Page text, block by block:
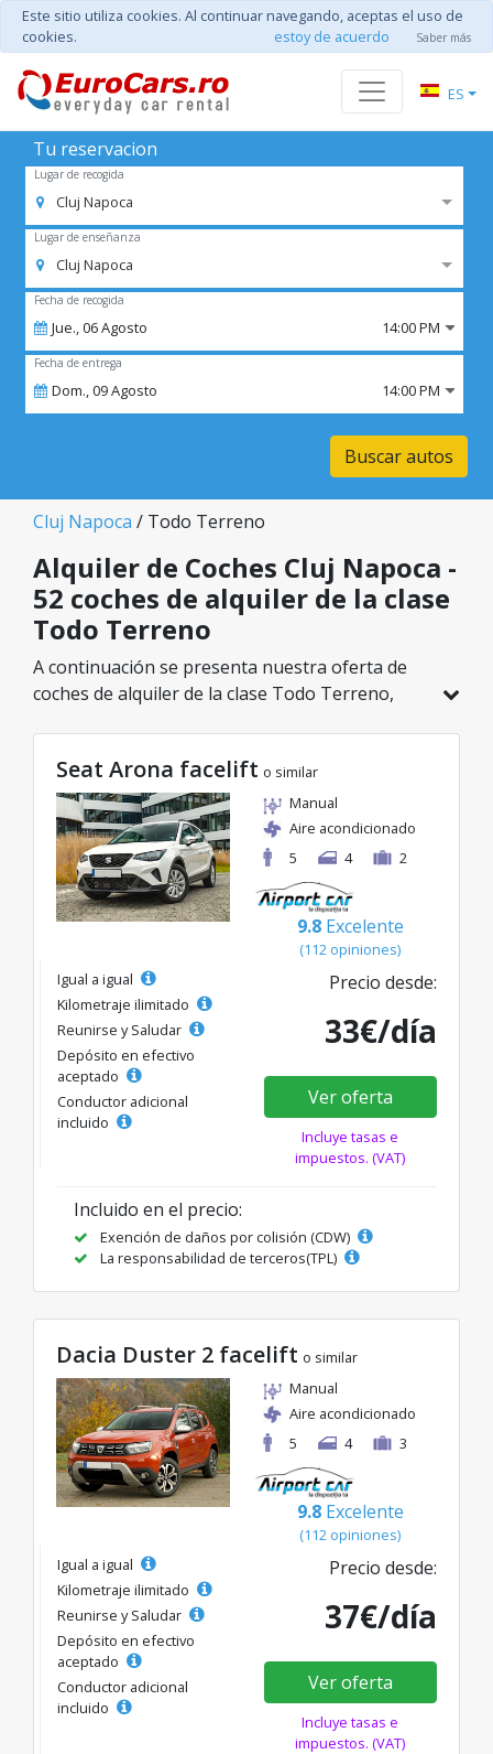
Este sitio utiliza cookies. Al continuar navegando, aceptas el uso de
cookies.
estoy de acuerdo Saber más
ES
Tu reservacion
Lugar de recogida
Cluj Napoca
Lugar de enseñanza
Cluj Napoca
Fecha de recogida
Jue.,06Agosto 14:00 PM
Fecha de entrega
Dom.,09Agosto 14:00 PM
Buscar autos
Cluj Napoca / Todo Terreno
Alquiler de Coches Cluj Napoca -
52 coches de alquiler de la clase
Todo Terreno
A continuación se presenta nuestra oferta de
coches de alquiler de la clase Todo Terreno,
modelo ideal de la categoría seleccionada, con
tarifas excelentes desde solo 23€/día.
Seat Arona facelift o similar
Manual
Aire acondicionado
5
4 2
9.8 Excelente
(112 opiniones)
Igual a igual
Kilometraje ilimitado
Reunirse y Saludar
Depósito en efectivo
aceptado
Conductor adicional
incluido
Precio desde:
33€/día
Ver oferta
Incluye tasas e
impuestos. (VAT)
Incluido en el precio:
Exención de daños por colisión (CDW)
La responsabilidad de terceros(TPL)
Dacia Duster 2 facelift o similar
Manual
Aire acondicionado
5
4 3
9.8 Excelente
(112 opiniones)
Igual a igual
Kilometraje ilimitado
Reunirse y Saludar
Depósito en efectivo
aceptado
Conductor adicional
incluido
Precio desde:
37€/día
Ver oferta
Incluye tasas e
impuestos. (VAT)